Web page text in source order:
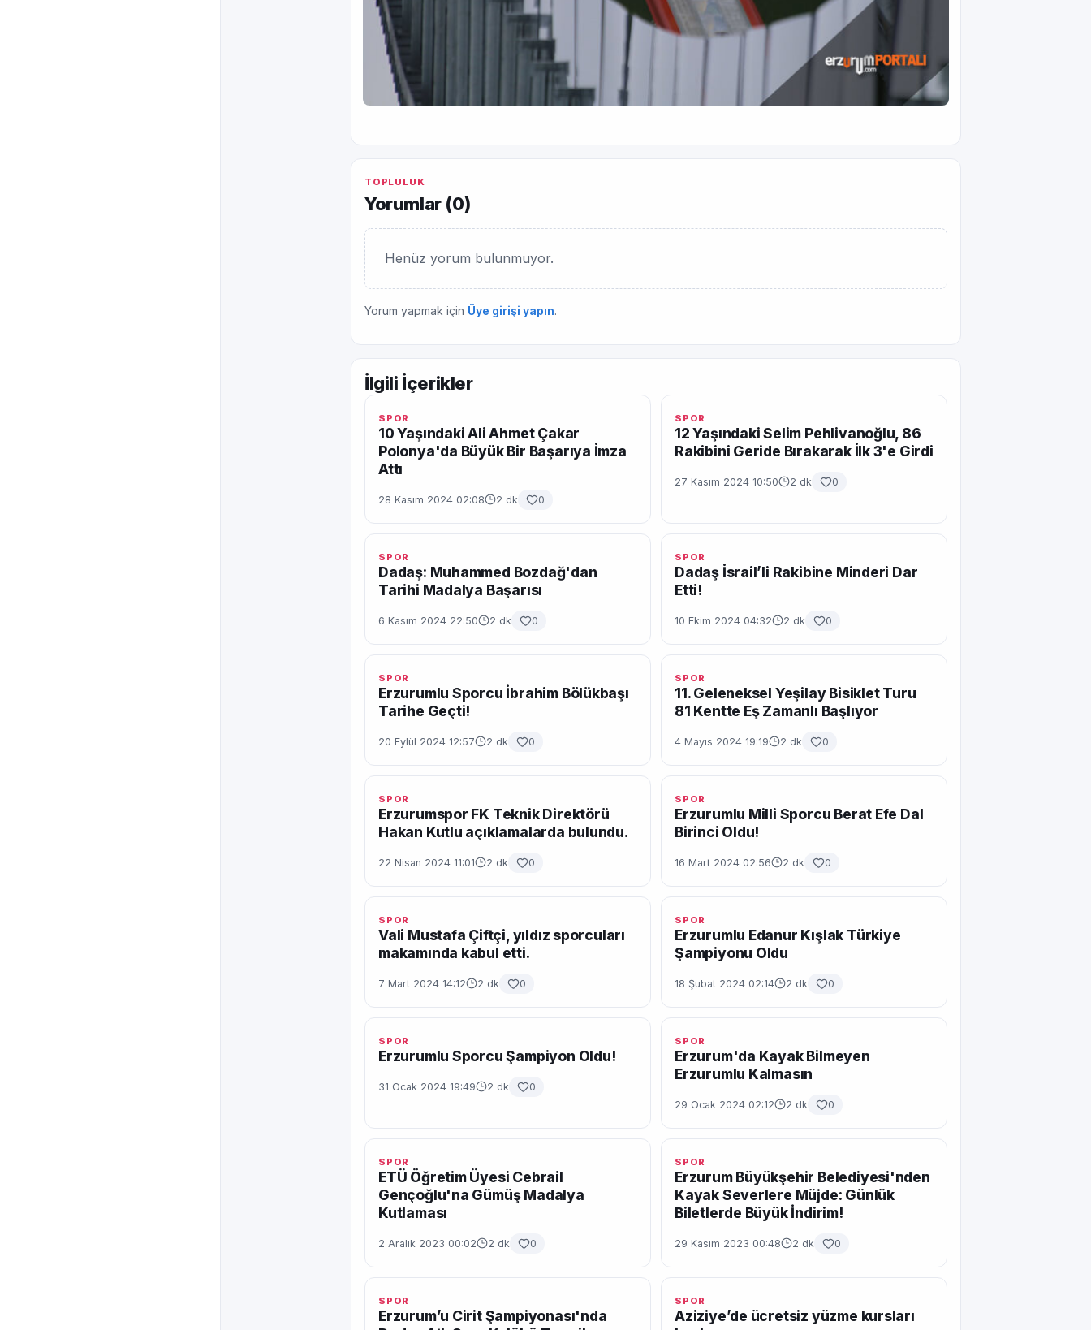
TOPLULUK
Yorumlar (0)
Henüz yorum bulunmuyor.
Yorum yapmak için Üye girişi yapın.
İlgili İçerikler
SPOR
10 Yaşındaki Ali Ahmet Çakar
Polonya'da Büyük Bir Başarıya İmza
Attı
28 Kasım 2024 02:08 2 dk 0
SPOR
12 Yaşındaki Selim Pehlivanoğlu, 86
Rakibini Geride Bırakarak İlk 3'e Girdi
27 Kasım 2024 10:50 2 dk 0
SPOR
Dadaş: Muhammed Bozdağ'dan
Tarihi Madalya Başarısı
6 Kasım 2024 22:50 2 dk 0
SPOR
Dadaş İsrail’li Rakibine Minderi Dar
Etti!
10 Ekim 2024 04:32 2 dk 0
SPOR
Erzurumlu Sporcu İbrahim Bölükbaşı
Tarihe Geçti!
20 Eylül 2024 12:57 2 dk 0
SPOR
11. Geleneksel Yeşilay Bisiklet Turu
81 Kentte Eş Zamanlı Başlıyor
4 Mayıs 2024 19:19 2 dk 0
SPOR
Erzurumspor FK Teknik Direktörü
Hakan Kutlu açıklamalarda bulundu.
22 Nisan 2024 11:01 2 dk 0
SPOR
Erzurumlu Milli Sporcu Berat Efe Dal
Birinci Oldu!
16 Mart 2024 02:56 2 dk 0
SPOR
Vali Mustafa Çiftçi, yıldız sporcuları
makamında kabul etti.
7 Mart 2024 14:12 2 dk 0
SPOR
Erzurumlu Edanur Kışlak Türkiye
Şampiyonu Oldu
18 Şubat 2024 02:14 2 dk 0
SPOR
Erzurumlu Sporcu Şampiyon Oldu!
31 Ocak 2024 19:49 2 dk 0
SPOR
Erzurum'da Kayak Bilmeyen
Erzurumlu Kalmasın
29 Ocak 2024 02:12 2 dk 0
SPOR
ETÜ Öğretim Üyesi Cebrail
Gençoğlu'na Gümüş Madalya
Kutlaması
2 Aralık 2023 00:02 2 dk 0
SPOR
Erzurum Büyükşehir Belediyesi'nden
Kayak Severlere Müjde: Günlük
Biletlerde Büyük İndirim!
29 Kasım 2023 00:48 2 dk 0
SPOR
Erzurum’u Cirit Şampiyonası'nda
SPOR
Aziziye’de ücretsiz yüzme kursları